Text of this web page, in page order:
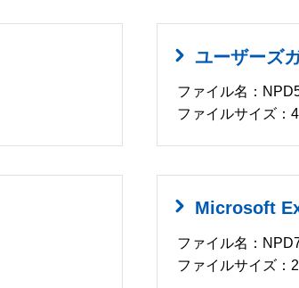
ユーザーズ
ファイル名：
ファイルサイズ：
Microsoft
ファイル名：
ファイルサイズ：